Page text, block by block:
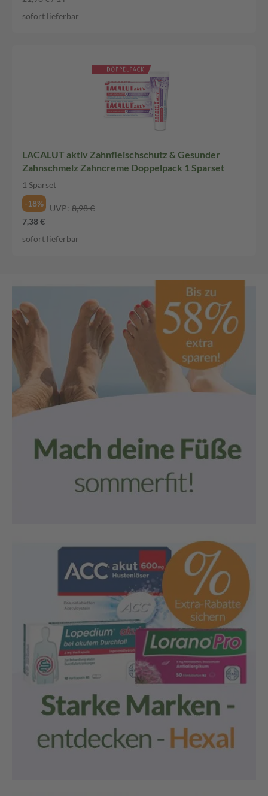
sofort lieferbar
LACALUT aktiv Zahnfleischschutz & Gesunder
Zahnschmelz Zahncreme Doppelpack 1 Sparset
1 Sparset
-18%
UVP: 8,98 €
7,38 €
sofort lieferbar